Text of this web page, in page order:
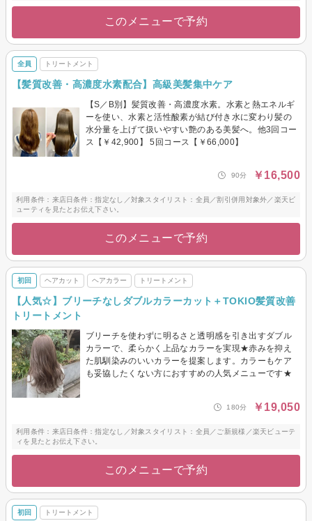
このメニューで予約
全員 トリートメント
【髪質改善・高濃度水素配合】高級美髪集中ケア
【S／B別】髪質改善・高濃度水素。水素と熱エネルギ
ーを使い、水素と活性酸素が結び付き水に変わり髪の
水分量を上げて扱いやすい艶のある美髪へ。他3回コー
ス【￥42,900】 5回コース【￥66,000】
90分 ￥16,500
利用条件：来店日条件：指定なし／対象スタイリスト：全員／割引併用対象外／楽天ビ
ューティを見たとお伝え下さい。
このメニューで予約
初回 ヘアカット ヘアカラー トリートメント
【人気☆】ブリーチなしダブルカラーカット＋TOKIO髪質改善
トリートメント
ブリーチを使わずに明るさと透明感を引き出すダブル
カラーで、柔らかく上品なカラーを実現★赤みを抑え
た肌馴染みのいいカラーを提案します。カラーもケア
も妥協したくない方におすすめの人気メニューです★
180分 ￥19,050
利用条件：来店日条件：指定なし／対象スタイリスト：全員／ご新規様／楽天ビューテ
ィを見たとお伝え下さい。
このメニューで予約
初回 トリートメント